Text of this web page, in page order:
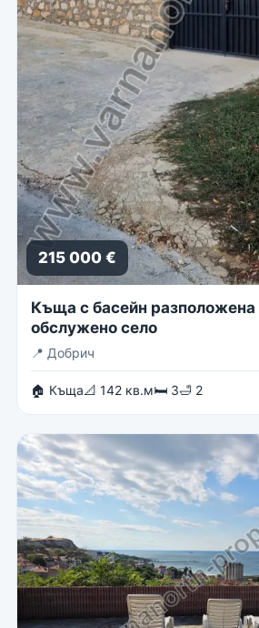
215 000 €
Къща с басейн разположена
обслужено село
📍 Добрич
🏠 Къща📐 142 кв.м🛏 3🛁 2